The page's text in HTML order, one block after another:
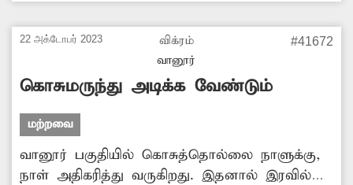
அவதி அடைந்து வருகின்றனர். எனவே
சாலையை சீரமைக்க சம்பந்தப்பட்ட துறை
அதிகாரிகள் உரிய நடவடிக்கை எடுப்பார்களா?
22 அக்டோபர் 2023
விக்ரம்
வானூர்
#41672
கொசுமருந்து அடிக்க வேண்டும்
மற்றவை
வானூர் பகுதியில் கொசுத்தொல்லை நாளுக்கு,
நாள் அதிகரித்து வருகிறது. இதனால் இரவில்